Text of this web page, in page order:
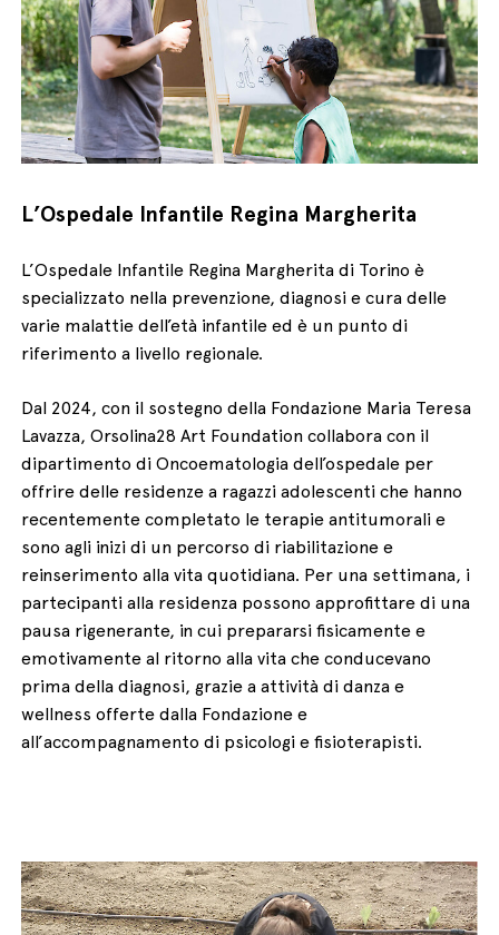
L’Ospedale Infantile Regina Margherita
L’Ospedale Infantile Regina Margherita di Torino è
specializzato nella prevenzione, diagnosi e cura delle
varie malattie dell’età infantile ed è un punto di
riferimento a livello regionale.
Dal 2024, con il sostegno della Fondazione Maria Teresa
Lavazza, Orsolina28 Art Foundation collabora con il
dipartimento di Oncoematologia dell’ospedale per
offrire delle residenze a ragazzi adolescenti che hanno
recentemente completato le terapie antitumorali e
sono agli inizi di un percorso di riabilitazione e
reinserimento alla vita quotidiana. Per una settimana, i
partecipanti alla residenza possono approfittare di una
pausa rigenerante, in cui prepararsi fisicamente e
emotivamente al ritorno alla vita che conducevano
prima della diagnosi, grazie a attività di danza e
wellness offerte dalla Fondazione e
all’accompagnamento di psicologi e fisioterapisti.